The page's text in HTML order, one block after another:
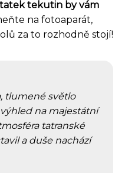
tekutin by vám
na fotoaparát,
za to rozhodně stojí!
tlumené světlo
na majestátní
tatranské
a duše nachází